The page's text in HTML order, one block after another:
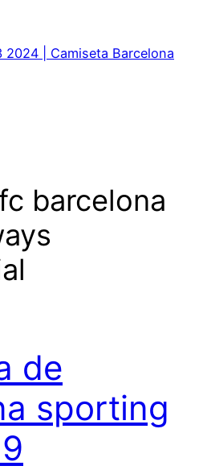
2024 | Camiseta Barcelona
fc barcelona
de
sporting